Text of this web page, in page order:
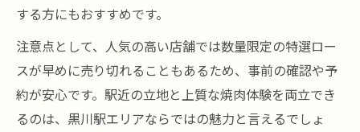
する方にもおすすめです。
注意点として、人気の高い店舗では数量限定の特選ロー
スが早めに売り切れることもあるため、事前の確認や予
約が安心です。駅近の立地と上質な焼肉体験を両立でき
るのは、黒川駅エリアならではの魅力と言えるでしょ